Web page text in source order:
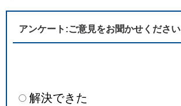
アンケート:ご意見をお聞かせください
解決できた